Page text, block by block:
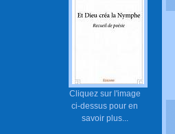
Cliquez sur l'image
ci-dessus pour en
savoir plus...